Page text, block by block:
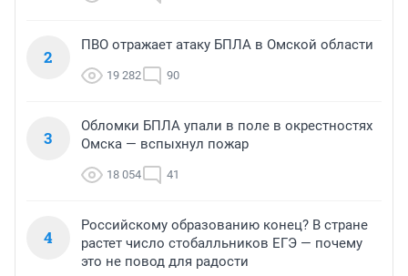
2
ПВО отражает атаку БПЛА в Омской области
19 282 90
3
Обломки БПЛА упали в поле в окрестностях
Омска — вспыхнул пожар
18 054 41
4
Российскому образованию конец? В стране
растет число стобалльников ЕГЭ — почему
это не повод для радости